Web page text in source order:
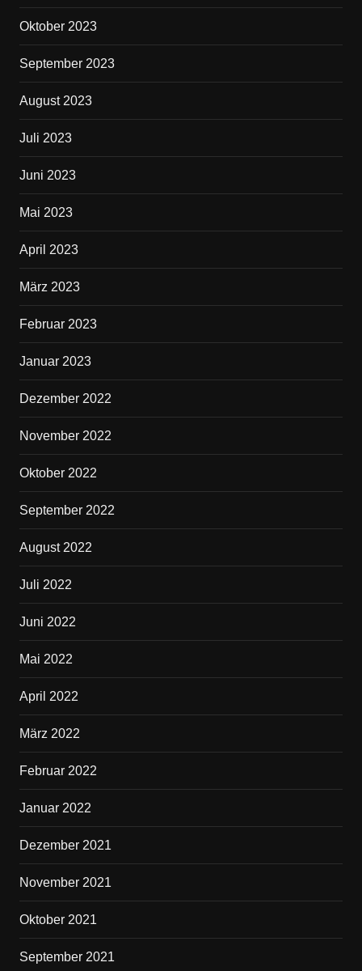
Oktober 2023
September 2023
August 2023
Juli 2023
Juni 2023
Mai 2023
April 2023
März 2023
Februar 2023
Januar 2023
Dezember 2022
November 2022
Oktober 2022
September 2022
August 2022
Juli 2022
Juni 2022
Mai 2022
April 2022
März 2022
Februar 2022
Januar 2022
Dezember 2021
November 2021
Oktober 2021
September 2021